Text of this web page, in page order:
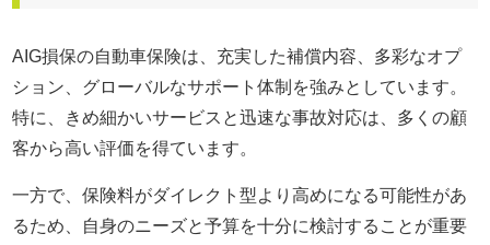
AIG損保の自動車保険は、充実した補償内容、多彩なオプ
ション、グローバルなサポート体制を強みとしています。
特に、きめ細かいサービスと迅速な事故対応は、多くの顧
客から高い評価を得ています。
一方で、保険料がダイレクト型より高めになる可能性があ
るため、自身のニーズと予算を十分に検討することが重要